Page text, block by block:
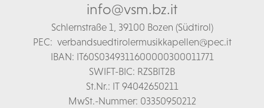
info@vsm.bz.it
Schlernstraße 1, 39100 Bozen (Südtirol)
PEC: verbandsuedtirolermusikkapellen@pec.it
IBAN: IT60S0349311600000300011771
SWIFT-BIC: RZSBIT2B
St.Nr.: IT 94042650211
MwSt.-Nummer: 03350950212